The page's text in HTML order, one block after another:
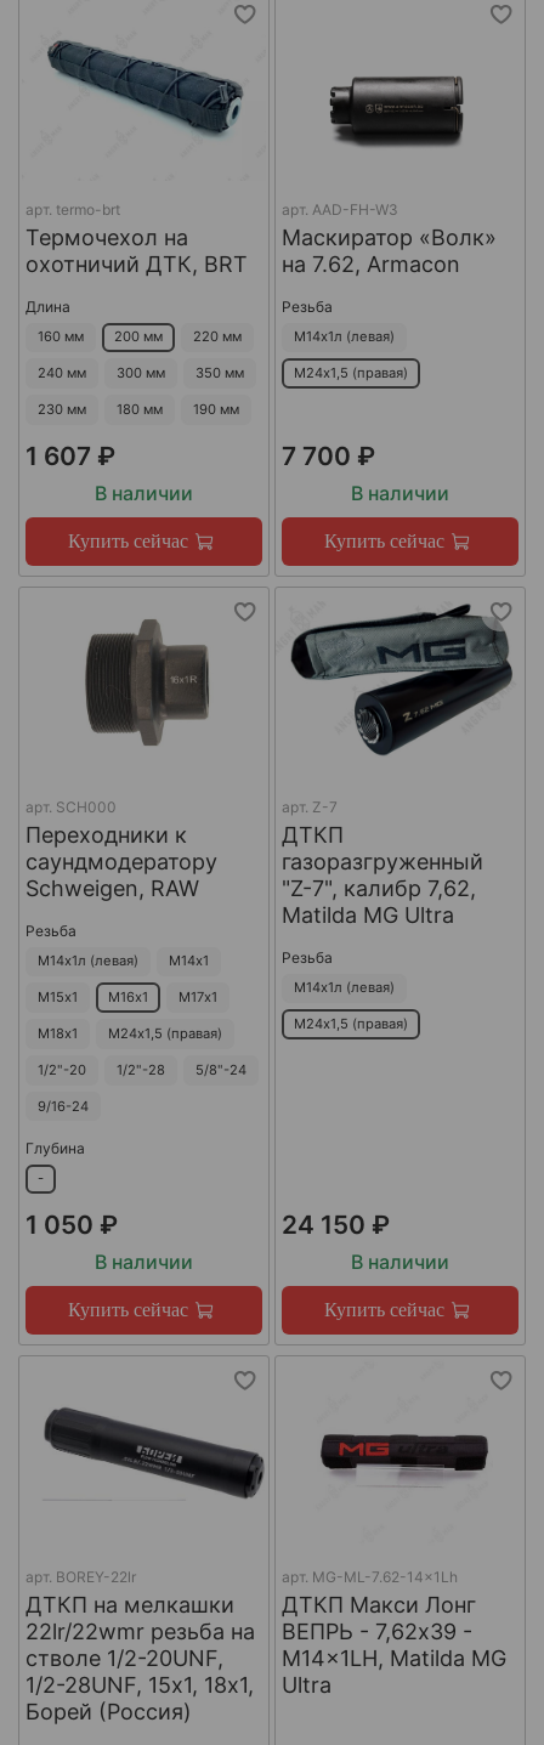
арт. termo-brt
Термочехол на
охотничий ДТК, BRT
Длина
160 мм 200 мм 220 мм
240 мм 300 мм 350 мм
230 мм 180 мм 190 мм
1 607 ₽
В наличии
Купить сейчас
арт. AAD-FH-W3
Маскиратор «Волк»
на 7.62, Armacon
Резьба
М14х1л (левая)
М24х1,5 (правая)
7 700 ₽
В наличии
Купить сейчас
арт. SCH000
Переходники к
саундмодератору
Schweigen, RAW
Резьба
М14х1л (левая) М14х1
М15х1 М16х1 М17х1
М18х1 М24х1,5 (правая)
1/2"-20 1/2"-28 5/8"-24
9/16-24
Глубина
-
1 050 ₽
В наличии
Купить сейчас
арт. Z-7
ДТКП
газоразгруженный
"Z-7", калибр 7,62,
Matilda MG Ultra
Резьба
М14х1л (левая)
М24х1,5 (правая)
24 150 ₽
В наличии
Купить сейчас
арт. BOREY-22lr
ДТКП на мелкашки
22lr/22wmr резьба на
стволе 1/2-20UNF,
1/2-28UNF, 15х1, 18х1,
Борей (Россия)
арт. MG-ML-7.62-14x1Lh
ДТКП Макси Лонг
ВЕПРЬ - 7,62x39 -
M14x1LH, Matilda MG
Ultra